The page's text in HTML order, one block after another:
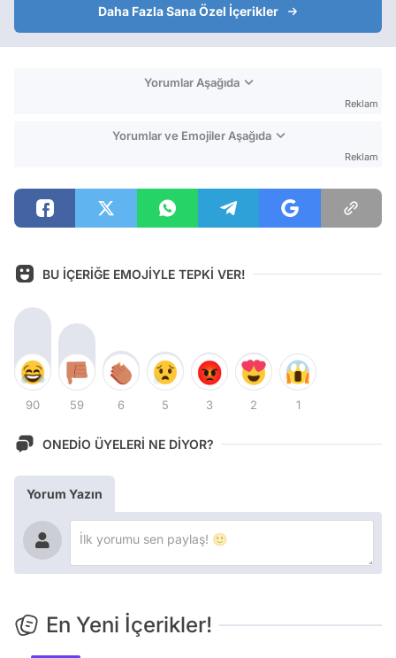
Daha Fazla Sana Özel İçerikler
Yorumlar Aşağıda
Reklam
Yorumlar ve Emojiler Aşağıda
Reklam
BU İÇERİĞE EMOJİYLE TEPKİ VER!
90 59 6 5 3 2 1
ONEDİO ÜYELERİ NE DİYOR?
Yorum Yazın
En Yeni İçerikler!